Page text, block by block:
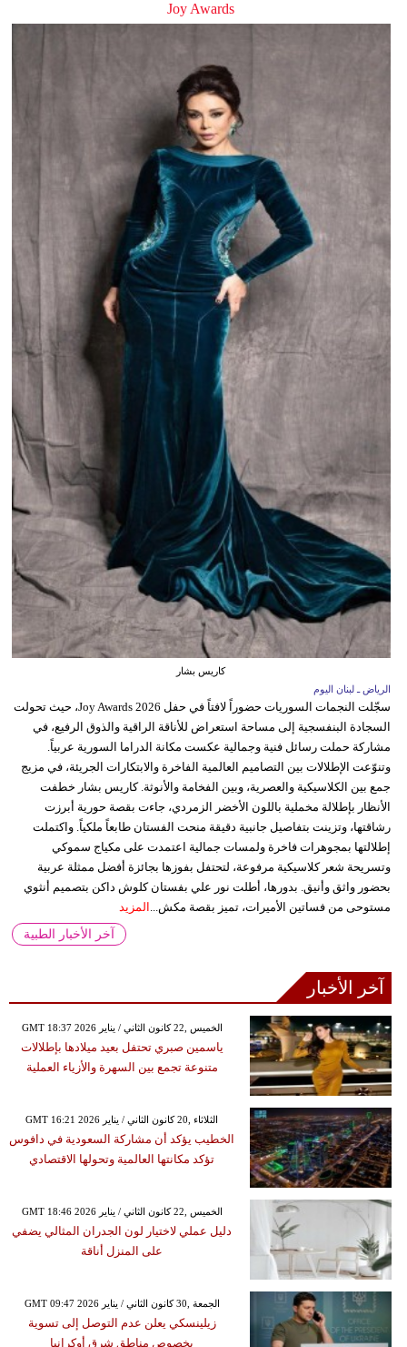
Joy Awards
كاريس بشار
الرياض ـ لبنان اليوم
سجّلت النجمات السوريات حضوراً لافتاً في حفل Joy Awards 2026، حيث تحولت
السجادة البنفسجية إلى مساحة استعراض للأناقة الراقية والذوق الرفيع، في
مشاركة حملت رسائل فنية وجمالية عكست مكانة الدراما السورية عربياً.
وتنوّعت الإطلالات بين التصاميم العالمية الفاخرة والابتكارات الجريئة، في مزيج
جمع بين الكلاسيكية والعصرية، وبين الفخامة والأنوثة. كاريس بشار خطفت
الأنظار بإطلالة مخملية باللون الأخضر الزمردي، جاءت بقصة حورية أبرزت
رشاقتها، وتزينت بتفاصيل جانبية دقيقة منحت الفستان طابعاً ملكياً. واكتملت
إطلالتها بمجوهرات فاخرة ولمسات جمالية اعتمدت على مكياج سموكي
وتسريحة شعر كلاسيكية مرفوعة، لتحتفل بفوزها بجائزة أفضل ممثلة عربية
بحضور واثق وأنيق. بدورها، أطلت نور علي بفستان كلوش داكن بتصميم أنثوي
مستوحى من فساتين الأميرات، تميز بقصة مكش... المزيد
آخر الأخبار الطبية
آخر الأخبار
GMT 18:37 2026 الخميس ,22 كانون الثاني / يناير
ياسمين صبري تحتفل بعيد ميلادها بإطلالات
متنوعة تجمع بين السهرة والأزياء العملية
GMT 16:21 2026 الثلاثاء ,20 كانون الثاني / يناير
الخطيب يؤكد أن مشاركة السعودية في دافوس
تؤكد مكانتها العالمية وتحولها الاقتصادي
GMT 18:46 2026 الخميس ,22 كانون الثاني / يناير
دليل عملي لاختيار لون الجدران المثالي يضفي
على المنزل أناقة
GMT 09:47 2026 الجمعة ,30 كانون الثاني / يناير
زيلينسكي يعلن عدم التوصل إلى تسوية
بخصوص مناطق شرق أوكرانيا